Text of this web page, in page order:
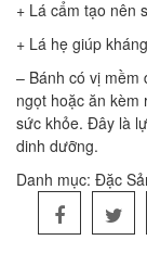
+ Lá cẩm tạo nên
+ Lá hẹ giúp
– Bánh có vị mềm
ngọt hoặc ăn kèm
sức khỏe. Đây là
dinh dưỡng.
Danh mục: Đặc